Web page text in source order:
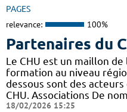
PAGES
relevance: 100%
Partenaires du
Le CHU est un maillon
formation au niveau
dessous sont des
CHU. Associations De
18/02/2026 15:25